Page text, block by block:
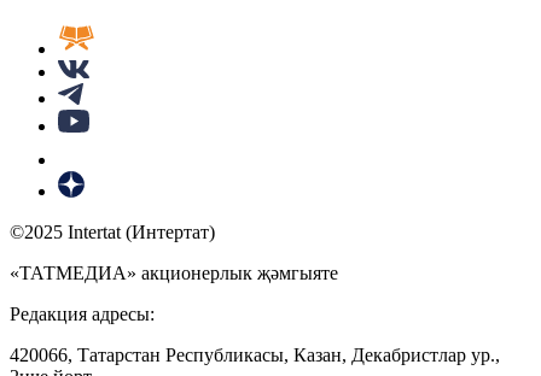
©2025 Intertat (Интертат)
«ТАТМЕДИА» акционерлык җәмгыяте
Редакция адресы:
420066, Татарстан Республикасы, Казан, Декабристлар ур.,